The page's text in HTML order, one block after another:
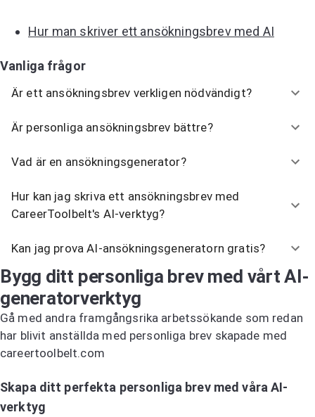
Hur man skriver ett ansökningsbrev med AI
Vanliga frågor
Är ett ansökningsbrev verkligen nödvändigt?
Är personliga ansökningsbrev bättre?
Vad är en ansökningsgenerator?
Hur kan jag skriva ett ansökningsbrev med
CareerToolbelt's AI-verktyg?
Kan jag prova AI-ansökningsgeneratorn gratis?
Bygg ditt personliga brev med vårt AI-
generatorverktyg
Gå med andra framgångsrika arbetssökande som redan
har blivit anställda med personliga brev skapade med
careertoolbelt.com
Skapa ditt perfekta personliga brev med våra AI-
verktyg